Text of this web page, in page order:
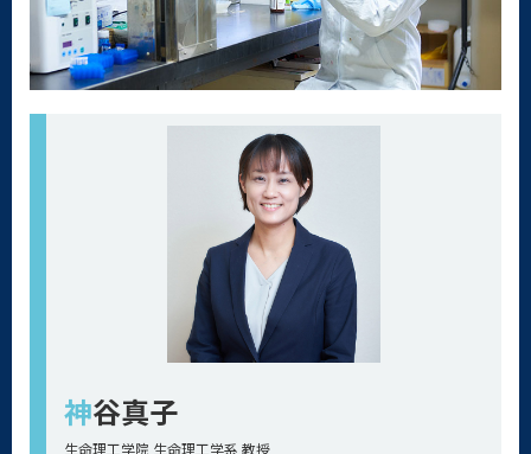
神谷真子
生命理工学院 生命理工学系 教授